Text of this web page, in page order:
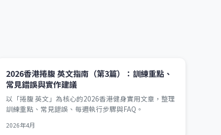
2026香港捲腹 英文指南（第3篇）：訓練重點、
常見錯誤與實作建議
以「捲腹 英文」為核心的2026香港健身實用文章，整理
訓練重點、常見錯誤、每週執行步驟與FAQ。
2026年4月